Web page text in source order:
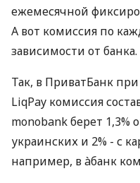
ежемесячной
А вот комиссия по
зависимости от банка.
Так, в ПриватБанк
LiqPay комиссия
monobank берет 1,3%
украинских и 2% - с
например, в àбанк